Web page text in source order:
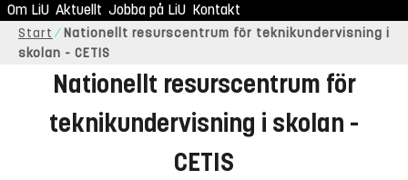
Om LiU Aktuellt Jobba på LiU Kontakt
Start
Nationellt resurscentrum för teknikundervisning i
skolan - CETIS
Nationellt resurscentrum för
teknikundervisning i skolan -
CETIS